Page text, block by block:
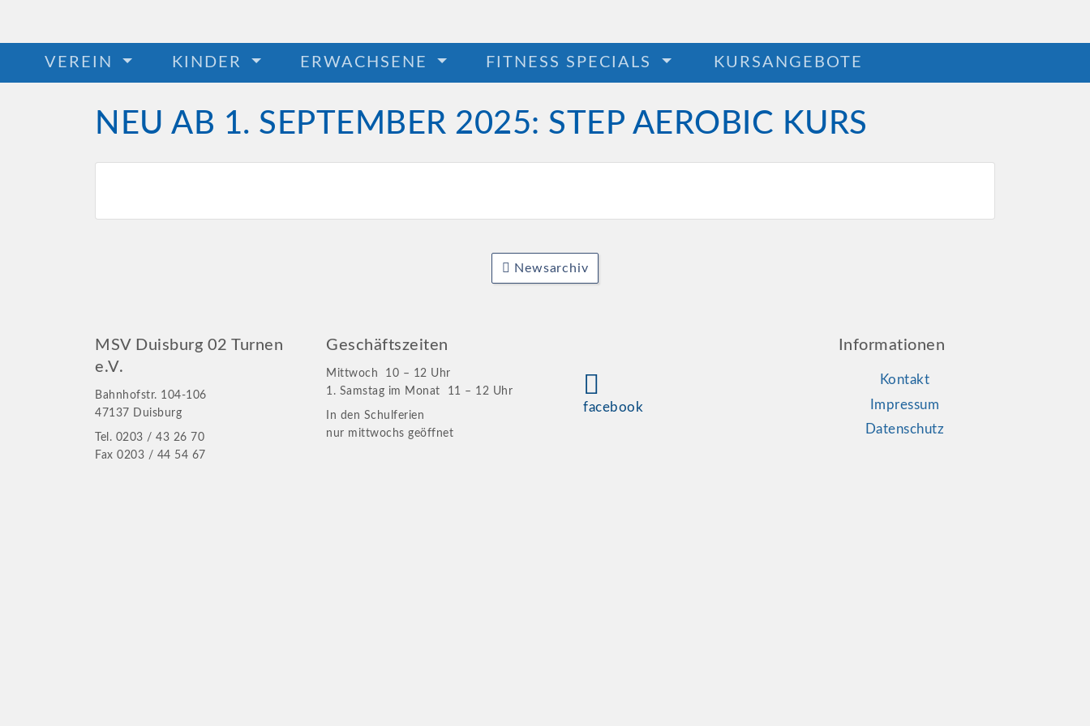
VEREIN KINDER ERWACHSENE FITNESS SPECIALS KURSANGEBOTE
NEU AB 1. SEPTEMBER 2025: STEP AEROBIC KURS
Newsarchiv
MSV Duisburg 02 Turnen
e.V.
Bahnhofstr. 104-106
47137 Duisburg
Tel. 0203 / 43 26 70
Fax 0203 / 44 54 67
Geschäftszeiten
Mittwoch 10 – 12 Uhr
1. Samstag im Monat 11 – 12 Uhr
In den Schulferien
nur mittwochs geöffnet
facebook
Informationen
Kontakt
Impressum
Datenschutz